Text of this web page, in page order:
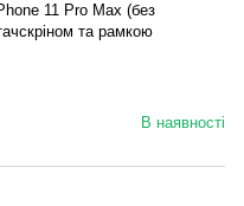
11 Pro Max (без
та рамкою
В наявності